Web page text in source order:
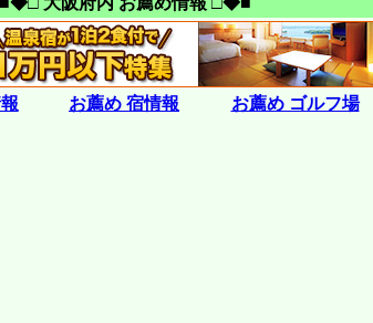
お薦め 宿情報 お薦め ゴルフ場